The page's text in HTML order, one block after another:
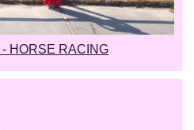
HORSE RACING